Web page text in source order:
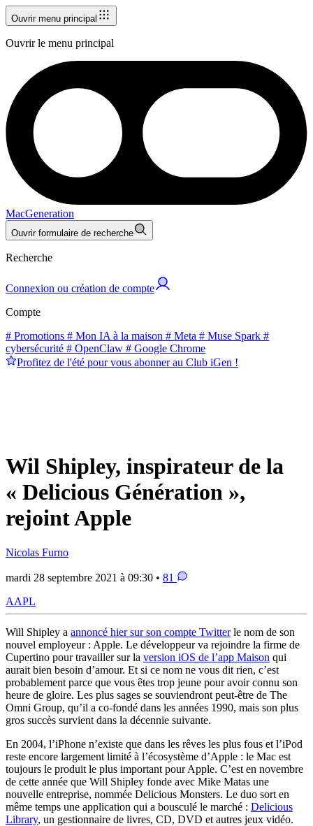
Ouvrir menu principal
Ouvrir le menu principal
MacGeneration
Ouvrir formulaire de recherche
Recherche
Connexion ou création de compte
Compte
# Promotions # Mon IA à la maison # Meta # Muse Spark #
cybersécurité # OpenClaw # Google Chrome
Profitez de l'été pour vous abonner au Club iGen !
Wil Shipley, inspirateur de la
« Delicious Génération »,
rejoint Apple
Nicolas Furno
mardi 28 septembre 2021 à 09:30 • 81
AAPL
Will Shipley a annoncé hier sur son compte Twitterle nom de son
nouvel employeur : Apple. Le développeur va rejoindre la firme de
Cupertino pour travailler sur la version iOS de l’app Maison qui
aurait bien besoin d’amour. Et si ce nom ne vous dit rien, c’est
probablement parce que vous êtes trop jeune pour avoir connu son
heure de gloire. Les plus sages se souviendront peut-être de The
Omni Group, qu’il a co-fondé dans les années 1990, mais son plus
gros succès survient dans la décennie suivante.
En 2004, l’iPhone n’existe que dans les rêves les plus fous et l’iPod
reste encore largement limité à l’écosystème d’Apple : le Mac est
toujours le produit le plus important pour Apple. C’est en novembre
de cette année que Will Shipley fonde avec Mike Matas une
nouvelle entreprise, nommée Delicious Monsters. Le duo sort en
même temps une application qui a bousculé le marché : Delicious
Library, un gestionnaire de livres, CD, DVD et autres jeux vidéo.